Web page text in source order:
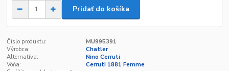
Pridať do košíka
Číslo produktu:
MU995391
Výrobca:
Chatler
Alternatíva:
Nino Cerruti
Vôňa:
Cerruti 1881 Femme